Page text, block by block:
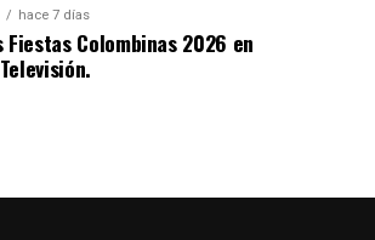
hace 7 días
Fiestas Colombinas 2026 en